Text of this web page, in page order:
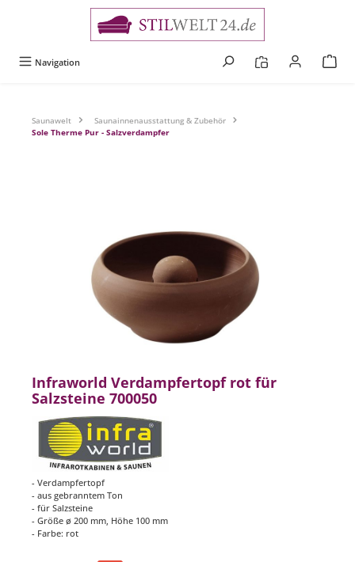
Navigation
Saunawelt
Saunainnenausstattung & Zubehör
Sole Therme Pur - Salzverdampfer
Infraworld Verdampfertopf rot für
Salzsteine 700050
- Verdampfertopf
- aus gebranntem Ton
- für Salzsteine
- Größe ø 200 mm, Höhe 100 mm
- Farbe: rot